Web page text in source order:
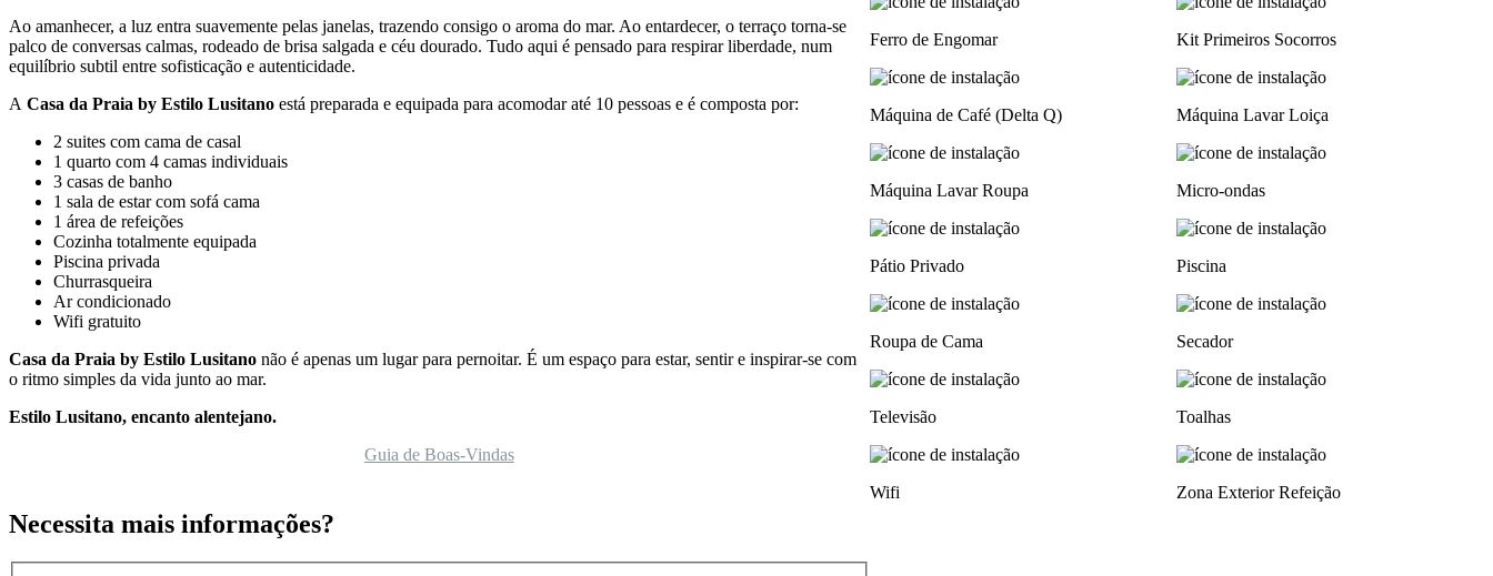
Ao amanhecer, a luz entra suavemente pelas janelas, trazendo consigo o aroma do mar. Ao entardecer, o terraço torna-se
palco de conversas calmas, rodeado de brisa salgada e céu dourado. Tudo aqui é pensado para respirar liberdade, num
equilíbrio subtil entre sofisticação e autenticidade.
A Casa da Praia by Estilo Lusitano está preparada e equipada para acomodaraté 10 pessoas e é composta por:
2 suites com cama de casal
1 quarto com 4 camas individuais
3 casas de banho
1 sala de estar com sofá cama
1 área de refeições
Cozinha totalmente equipada
Piscina privada
Churrasqueira
Ar condicionado
Wifi gratuito
Casa da Praia by Estilo Lusitano não é apenas um lugar para pernoitar. É um espaço para estar, sentir e inspirar-se com
o ritmo simples da vida junto ao mar.
Estilo Lusitano, encanto alentejano.
Guia de Boas-Vindas
Necessita mais informações?
Ferro de Engomar Kit Primeiros Socorros
Máquina de Café (Delta Q) Máquina Lavar Loiça
Máquina Lavar Roupa Micro-ondas
Pátio Privado Piscina
Roupa de Cama Secador
Televisão Toalhas
Wifi Zona Exterior Refeição